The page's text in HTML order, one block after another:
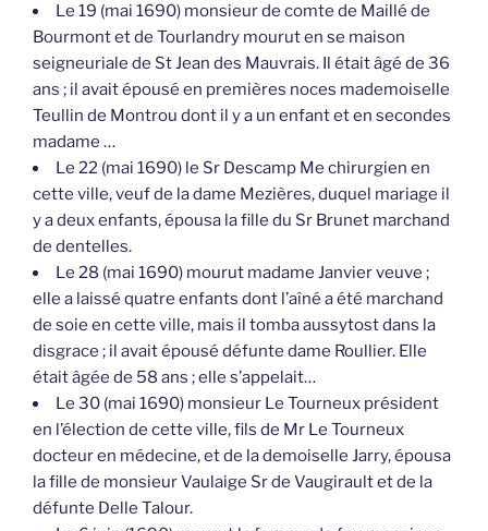
Le 19 (mai 1690) monsieur de comte de Maillé de
Bourmont et de Tourlandry mourut en se maison
seigneuriale de St Jean des Mauvrais. Il était âgé de 36
ans ; il avait épousé en premières noces mademoiselle
Teullin de Montrou dont il y a un enfant et en secondes
madame …
Le 22 (mai 1690) le Sr Descamp Me chirurgien en
cette ville, veuf de la dame Mezières, duquel mariage il
y a deux enfants, épousa la fille du Sr Brunet marchand
de dentelles.
Le 28 (mai 1690) mourut madame Janvier veuve ;
elle a laissé quatre enfants dont l’aîné a été marchand
de soie en cette ville, mais il tomba aussytost dans la
disgrace ; il avait épousé défunte dame Roullier. Elle
était âgée de 58 ans ; elle s’appelait…
Le 30 (mai 1690) monsieur Le Tourneux président
en l’élection de cette ville, fils de Mr Le Tourneux
docteur en médecine, et de la demoiselle Jarry, épousa
la fille de monsieur Vaulaige Sr de Vaugirault et de la
défunte Delle Talour.